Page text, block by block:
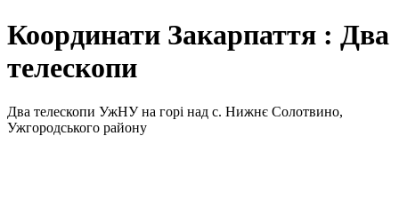
Координати Закарпаття : Два
телескопи
Два телескопи УжНУ на горі над с. Нижнє Солотвино,
Ужгородського району